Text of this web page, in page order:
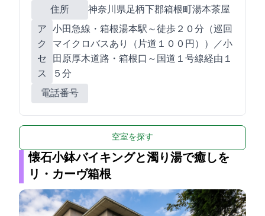
住所
神奈川県足柄下郡箱根町湯本茶屋191
ア
ク
セ
ス
小田急線・箱根湯本駅～徒歩２０分（巡回
マイクロバスあり（片道１００円））／小
田原厚木道路・箱根口～国道１号線経由１
５分
電話番号
空室を探す
懐石小鉢バイキングと濁り湯で癒しを
リ・カーヴ箱根